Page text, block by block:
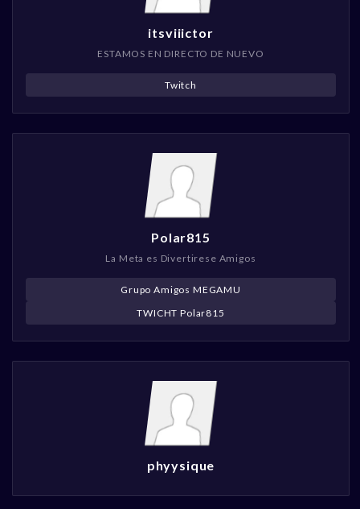
itsviiictor
ESTAMOS EN DIRECTO DE NUEVO
Twitch
Polar815
La Meta es Divertirese Amigos
Grupo Amigos MEGAMU
TWICHT Polar815
phyysique